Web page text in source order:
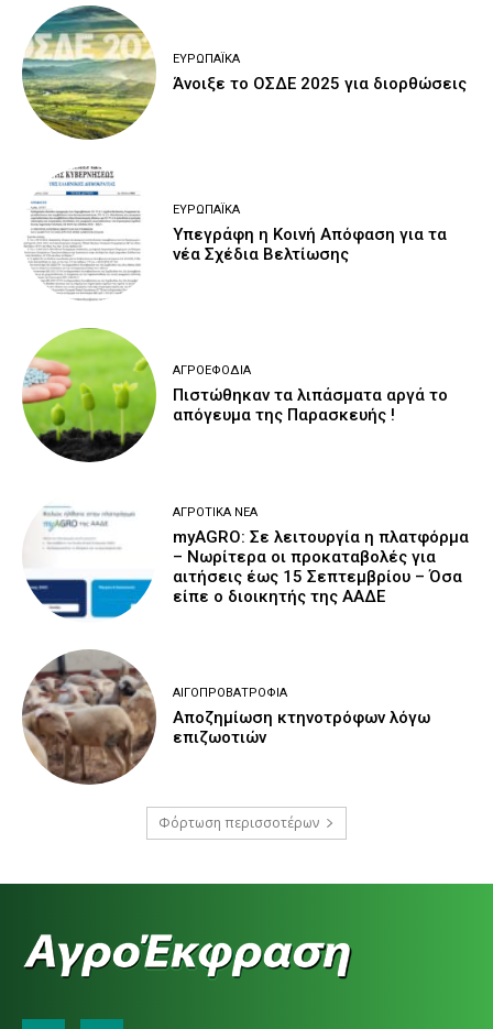
ΕΥΡΩΠΑΪΚΆ
Άνοιξε το ΟΣΔΕ 2025 για διορθώσεις
ΕΥΡΩΠΑΪΚΆ
Υπεγράφη η Κοινή Απόφαση για τα
νέα Σχέδια Βελτίωσης
ΑΓΡΟΕΦΌΔΙΑ
Πιστώθηκαν τα λιπάσματα αργά το
απόγευμα της Παρασκευής !
ΑΓΡΟΤΙΚΆ ΝΈΑ
myAGRO: Σε λειτουργία η πλατφόρμα
– Νωρίτερα οι προκαταβολές για
αιτήσεις έως 15 Σεπτεμβρίου – Όσα
είπε ο διοικητής της ΑΑΔΕ
ΑΙΓΟΠΡΟΒΑΤΡΟΦΊΑ
Αποζημίωση κτηνοτρόφων λόγω
επιζωοτιών
Φόρτωση περισσοτέρων